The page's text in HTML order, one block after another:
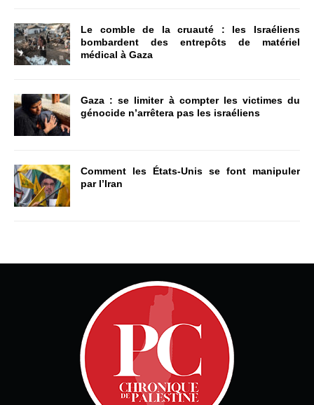
Le comble de la cruauté : les Israéliens
bombardent des entrepôts de matériel
médical à Gaza
Gaza : se limiter à compter les victimes du
génocide n’arrêtera pas les israéliens
Comment les États-Unis se font manipuler
par l’Iran